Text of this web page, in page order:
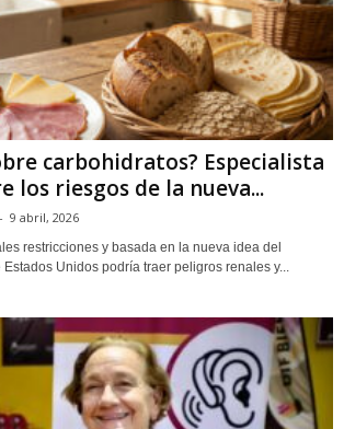
carbohidratos? Especialista
los riesgos de la nueva...
- 9 abril, 2026
restricciones y basada en la nueva idea del
Unidos podría traer peligros renales y...